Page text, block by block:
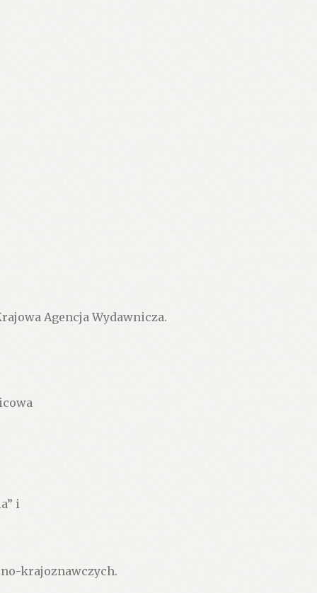
Agencja Wydawnicza.
i
krajoznawczych.